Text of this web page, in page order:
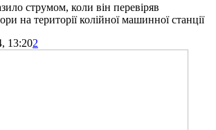
струмом, коли він перевіряв
на території колійної машинної станції
13:202